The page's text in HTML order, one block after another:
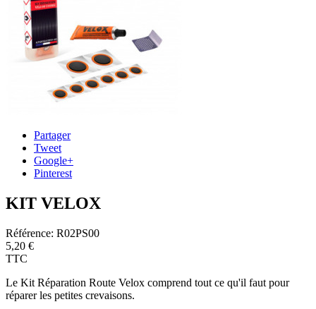
Partager
Tweet
Google+
Pinterest
KIT VELOX
Référence: R02PS00
5,20 €
TTC
Le Kit Réparation Route Velox comprend tout ce qu'il faut pour
réparer les petites crevaisons.